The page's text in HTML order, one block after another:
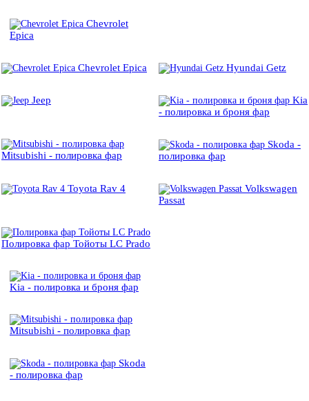
Chevrolet
Epica
Chevrolet Epica Hyundai Getz
Jeep
Kia
- полировка и броня фар
Mitsubishi - полировка фар
Skoda -
полировка фар
Toyota Rav 4
Volkswagen
Passat
Полировка фар Тойоты LC Prado
Kia - полировка и броня фар
Mitsubishi - полировка фар
Skoda
- полировка фар